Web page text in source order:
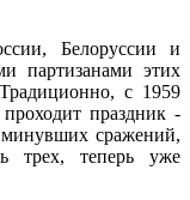
Белоруссии и
партизанами этих
с 1959
праздник -
сражений,
трех, теперь уже